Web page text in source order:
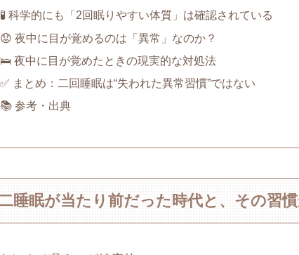
🧪 科学的にも「2回眠りやすい体質」は確認されている
😟 夜中に目が覚めるのは「異常」なのか？
🛌 夜中に目が覚めたときの現実的な対処法
✅ まとめ：二回睡眠は“失われた異常習慣”ではない
📚 参考・出典
睡眠が当たり前だった時代と、その習